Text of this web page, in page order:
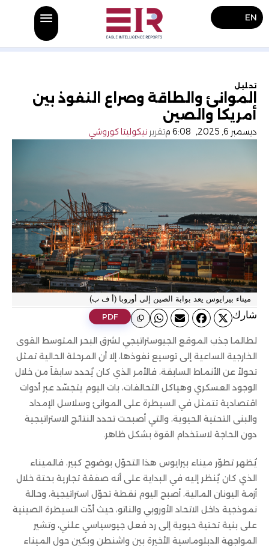
EN
تحليل
الموانئ والطاقة وصراع النفوذ بين
أمريكا والصين
ديسمبر 6, 2025 , 6:08 م تقرير نيكوليتا كوروشي
ميناء بيرايوس يعد بوابة الصين إلى أوروبا (أ ف ب)
ﺷﺎرك PDF
لطالما جذب الموقع الجيوستراتيجي لشرق البحر المتوسط القوى
الخارجية الساعية إلى توسيع نفوذها، إلا أن المرحلة الحالية تمثل
تحولاً عن الأنماط السابقة، فالأمر الذي كان يُحدد سابقاً من خلال
الوجود العسكري وهياكل التحالفات، بات اليوم يتجسّد عبر أدوات
اقتصادية تتمثل في السيطرة على الموانئ وسلاسل الإمداد
والبنى التحتية الحيوية، والتي أصبحت تحدد النتائج الاستراتيجية
دون الحاجة لاستخدام القوة بشكل ظاهر.
يُظهر تطوّر ميناء بيرايوس هذا التحوّل بوضوح كبير، فالميناء
الذي كان يُنظر إليه في البداية على أنه صفقة تجارية بحتة خلال
أزمة اليونان المالية، أصبح اليوم نقطة تحوّل استراتيجية، وحالة
نموذجية داخل الاتحاد الأوروبي والناتو، حيث أدّت السيطرة الصينية
على بنية تحتية حيوية إلى رد فعل جيوسياسي علني، وتشير
المواجهة الدبلوماسية الأخيرة بين واشنطن وبكين حول الميناء